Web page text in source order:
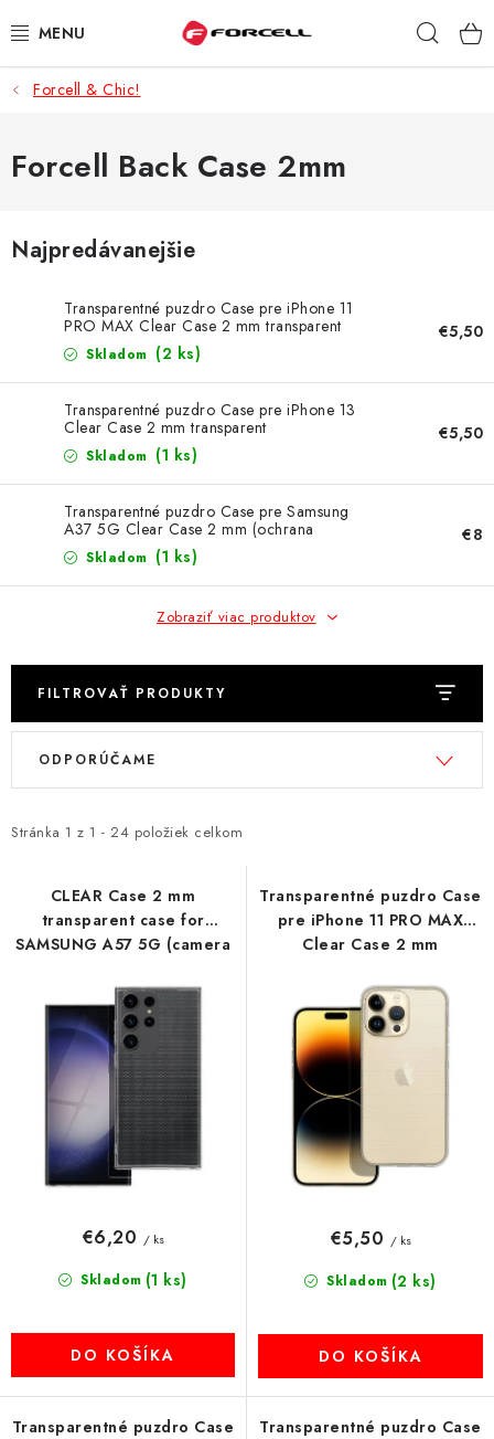
na
PUZDRÁ A OBALY
TVRDENÉ SKLÁ
NABÍJAČKY
DRŽIAKY NA MOBIL
BATÉRIE DO MOBILOV
ŠPORT A HOBBY
SLÚCHADLÁ, REPRODUKTORY A MIKROFÓNY
EXKLUZÍVNE ZNAČKY
TIPY NA DARČEKY
PAMÄŤOVÉ KARTY A DISKY
NÁRADIE A NÁHRADNÉ DIELY
PRÍSLUŠENSTVO K NOTEBOOKOM A PC
BATÉRIE VARTA
MULTIMÉDIÁ
KAMERY
OSTATNÉ PRÍSLUŠENSTVO
VÝPREDAJ
Doprava a platba Ako nakupovať
Obchodné podmienky
Podmienky ochrany osobných údajov
Reklamácia Kontakty
Forcell & Chic!
Forcell Back Case 2mm
Najpredávanejšie
Transparentné puzdro Case pre iPhone 11
PRO MAX Clear Case 2 mm transparent
Skladom (2 ks)
€5,50
Transparentné puzdro Case pre iPhone 13
Clear Case 2 mm transparent
Skladom (1 ks)
€5,50
Transparentné puzdro Case pre Samsung
A37 5G Clear Case 2 mm (ochrana
kamery) transparent
Skladom (1 ks)
€8
Zobraziť viac produktov
FILTROVAŤ PRODUKTY
V
i
r
o
Stránka 1 z 1 - 24 položiek celkom
R
e
e
p
ODPORÚČAME
CLEAR Case 2 mm
transparent case for
SAMSUNG A57 5G (camera
Skladom (1 ks)
€6,20 / ks
DO KOŠÍKA
Transparentné puzdro Case
pre iPhone 11 PRO MAX
Clear Case 2 mm
Skladom (2 ks)
€5,50 / ks
DO KOŠÍKA
Transparentné puzdro Case
Transparentné puzdro Case